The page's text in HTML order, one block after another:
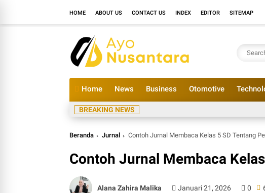
HOME ABOUT US CONTACT US INDEX EDITOR SITEMAP
Home News Business Otomotive
BREAKING NEWS
Beranda Jurnal Contoh Jurnal Membaca Kelas 5 SD Tentang
Contoh Jurnal Membaca
Alana Zahira Malika Januari 21, 2026 0